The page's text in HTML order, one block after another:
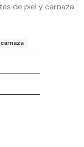
de piel y carnaza